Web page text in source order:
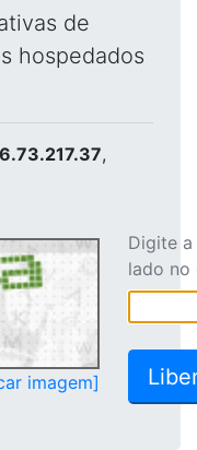
de
hospedados
,
imagem]
Digite
lado no